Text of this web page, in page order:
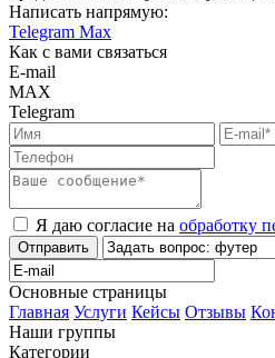
Написать напрямую:
Telegram Max
Как с вами связаться
E-mail
MAX
Telegram
Я даю согласие на обработку
Отправить
Основные страницы
Главная Услуги Кейсы Отзывы
Наши группы
Категории